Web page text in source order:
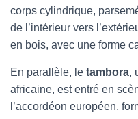
corps cylindrique,
de l’intérieur vers
en bois, avec une forme
En parallèle, le tambora,
africaine, est entré en
l’accordéon européen,